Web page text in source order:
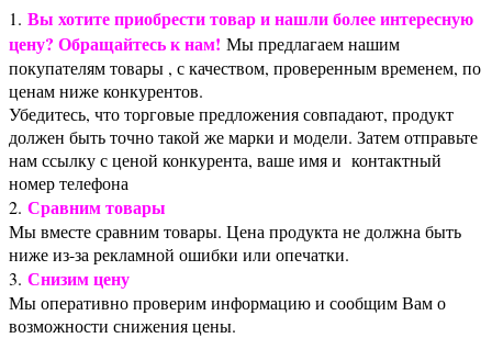
1. Вы хотите приобрести товар и нашли более интересную
цену? Обращайтесь к нам! Мы предлагаем нашим
покупателям товары , с качеством, проверенным временем, по
ценам ниже конкурентов.
Убедитесь, что торговые предложения совпадают, продукт
должен быть точно такой же марки и модели. Затем отправьте
нам ссылку с ценой конкурента, ваше имя и контактный
номер телефона
2. Сравним товары
Мы вместе сравним товары. Цена продукта не должна быть
ниже из-за рекламной ошибки или опечатки.
3. Снизим цену
Мы оперативно проверим информацию и сообщим Вам о
возможности снижения цены.